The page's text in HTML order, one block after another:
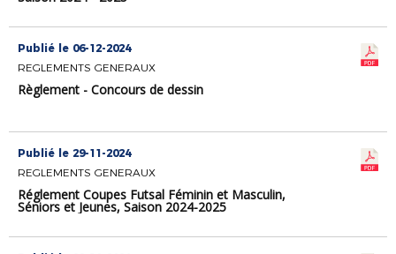
Publié le 06-12-2024
REGLEMENTS GENERAUX
Règlement - Concours de dessin
Publié le 29-11-2024
REGLEMENTS GENERAUX
Réglement Coupes Futsal Féminin et Masculin,
Séniors et Jeunes, Saison 2024-2025